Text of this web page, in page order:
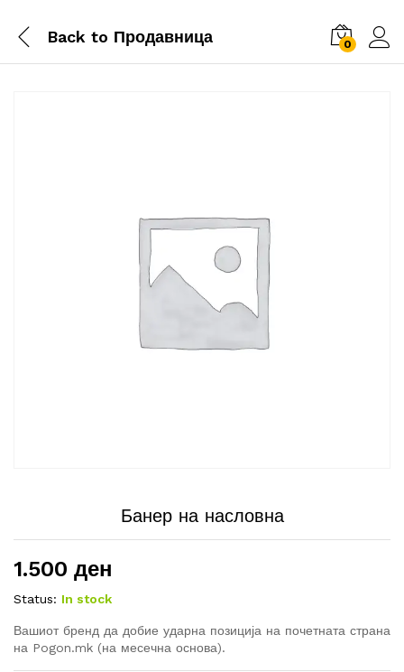
Back to Продавница 0
Банер на насловна
1.500 ден
Status: In stock
Вашиот бренд да добие ударна позиција на почетната страна
на Pogon.mk (на месечна основа).